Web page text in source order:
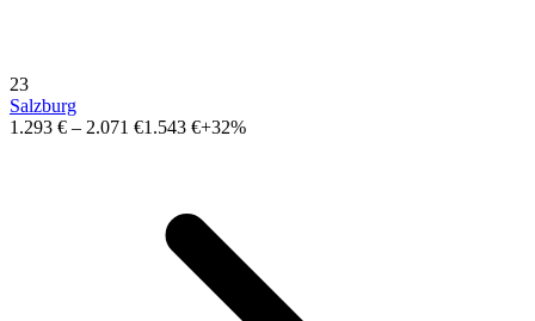
23
Salzburg
1.293 € – 2.071 €1.543 €+32%